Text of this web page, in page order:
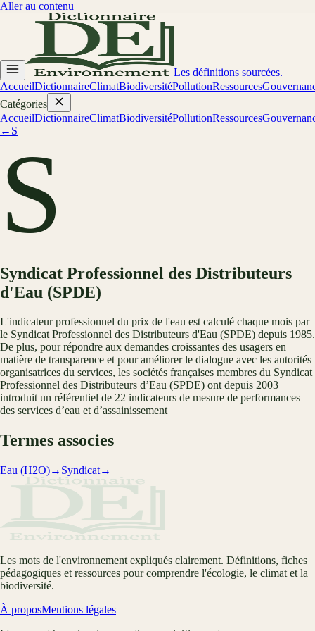
Aller au contenu
Les définitions sourcées.
AccueilDictionnaireClimatBiodiversitéPollutionRessources
Catégories
AccueilDictionnaireClimatBiodiversitéPollutionRessources
← S
S
Syndicat Professionnel des Distributeurs
d'Eau (SPDE)
L'indicateur professionnel du prix de l'eau est calculé chaque mois par
le Syndicat Professionnel des Distributeurs d'Eau (SPDE) depuis 1985.
De plus, pour répondre aux demandes croissantes des usagers en
matière de transparence et pour améliorer le dialogue avec les autorités
organisatrices du services, les sociétés françaises membres du Syndicat
Professionnel des Distributeurs d’Eau (SPDE) ont depuis 2003
introduit un référentiel de 22 indicateurs de mesure de performances
des services d’eau et d’assainissement
Termes associes
Eau (H2O)→ Syndicat→
Les mots de l'environnement expliqués clairement. Définitions, fiches
pédagogiques et ressources pour comprendre l'écologie, le climat et la
biodiversité.
À proposMentions légales